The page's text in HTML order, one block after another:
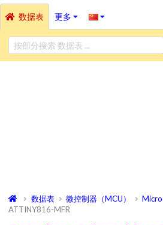
数据表 更多
数据表 微控制器（MCU）
ATTINY816-MFR